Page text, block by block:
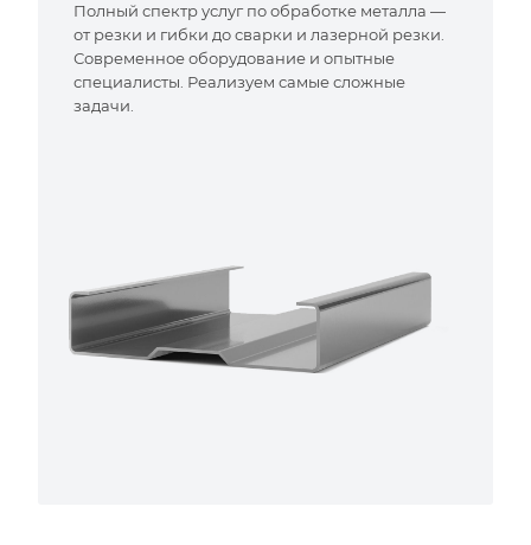
Полный спектр услуг по обработке металла —
от резки и гибки до сварки и лазерной резки.
Современное оборудование и опытные
специалисты. Реализуем самые сложные
задачи.